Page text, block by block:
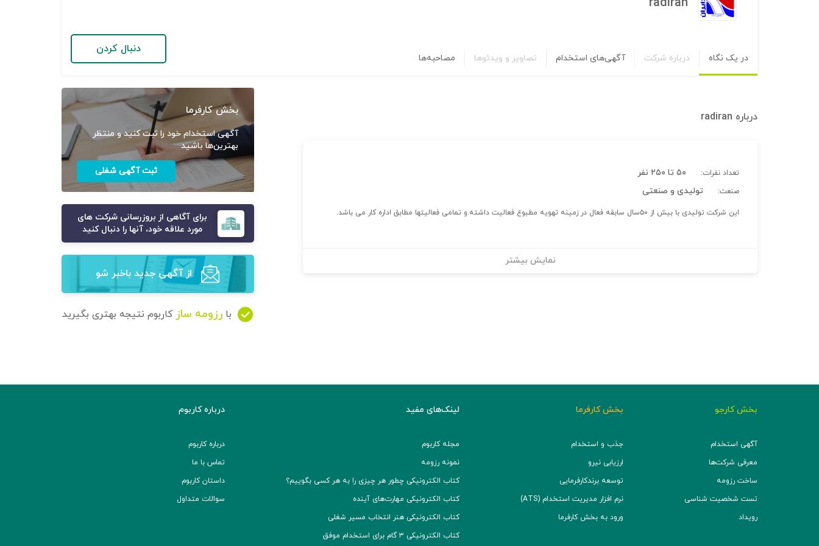
در یک نگاه درباره شرکت آگهی‌های استخدام تصاویر و ویدئوها مصاحبه‌ها
دنبال کردن
درباره radiran
تعداد نفرات: ۵۰ تا ۲۵۰ نفر
صنعت: تولیدی و صنعتی
این شرکت تولیدی با بیش از ۵۰سال سابقه فعال در زمینه تهویه مطبوع فعالیت داشته.و تمامی فعالیتها مطابق اداره کار می باشد.
نمایش بیشتر
بخش کارفرما
آگهی استخدام خود را ثبت کنید و منتظر
بهترین‌ها باشید
ثبت آگهی شغلی
برای آگاهی از بروزرسانی شرکت های
مورد علاقه خود، آنها را دنبال کنید
از آگهی‌ جدید باخبر شو
با رزومه ساز کاربوم نتیجه بهتری بگیرید
بخش کارجو
آگهی استخدام
معرفی شرکت‌ها
ساخت رزومه
تست شخصیت شناسی
رویداد
بخش کارفرما
جذب و استخدام
ارزیابی نیرو
توسعه برند‌کارفرمایی
نرم افزار مدیریت استخدام (ATS)
ورود به بخش کارفرما
لینک‌های مفید
مجله کاربوم
نمونه رزومه
کتاب الکترونیکی چطور هر چیزی را به هر کسی بگوییم؟
کتاب الکترونیکی مهارت‌های آینده
کتاب الکترونیکی هنر انتخاب مسیر شغلی
کتاب الکترونیکی ۳ گام برای استخدام موفق
درباره کاربوم
درباره کاربوم
تماس با ما
داستان کاربوم
سوالات متداول